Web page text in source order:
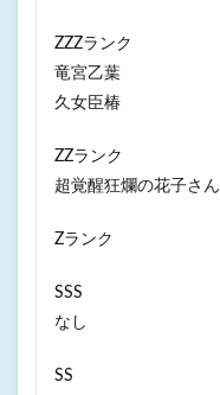
ZZZランク
竜宮乙葉
久女臣椿
ZZランク
超覚醒狂爛の花子さん
Zランク
SSS
なし
SS